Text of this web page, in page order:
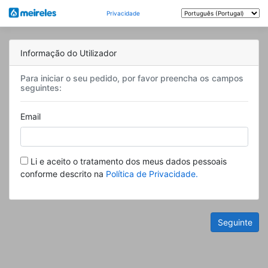
Privacidade
Informação do Utilizador
Para iniciar o seu pedido, por favor preencha os campos
seguintes:
Email
Li e aceito o tratamento dos meus dados pessoais
conforme descrito na Política de Privacidade.